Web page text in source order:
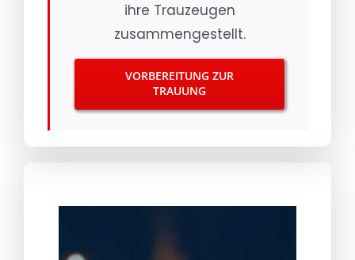
ihre Trauzeugen
zusammengestellt.
VORBEREITUNG ZUR
TRAUUNG